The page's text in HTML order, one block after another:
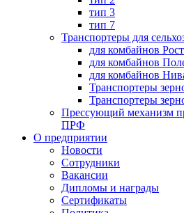
тип 3
тип 7
Транспортеры для
для комбайнов
для комбайнов
для комбайнов
Транспортеры
Транспортеры
Прессующий механизм
ПРФ
О предприятии
Новости
Сотрудники
Вакансии
Дипломы и награды
Сертификаты